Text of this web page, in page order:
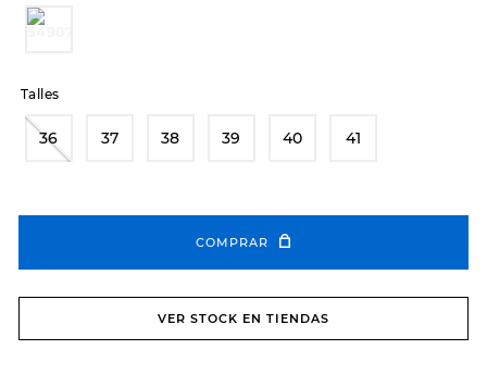
Talles
36 37 38 39 40 41
COMPRAR
VER STOCK EN TIENDAS